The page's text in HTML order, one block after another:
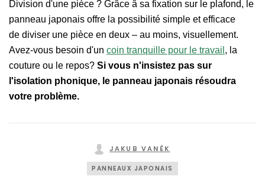
Division d'une pièce ? Grâce â sa fixation sur le plafond, le
panneau japonais offre la possibilité simple et efficace
de diviser une pièce en deux – au moins, visuellement.
Avez-vous besoin d'un coin tranquille pour le travail , la
couture ou le repos? Si vous n'insistez pas sur
l'isolation phonique, le panneau japonais résoudra
votre problème.
JAKUB VANĚK
PANNEAUX JAPONAIS